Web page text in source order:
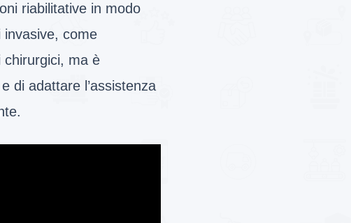
riabilitative in modo
invasive, come
chirurgici, ma è
di adattare l’assistenza